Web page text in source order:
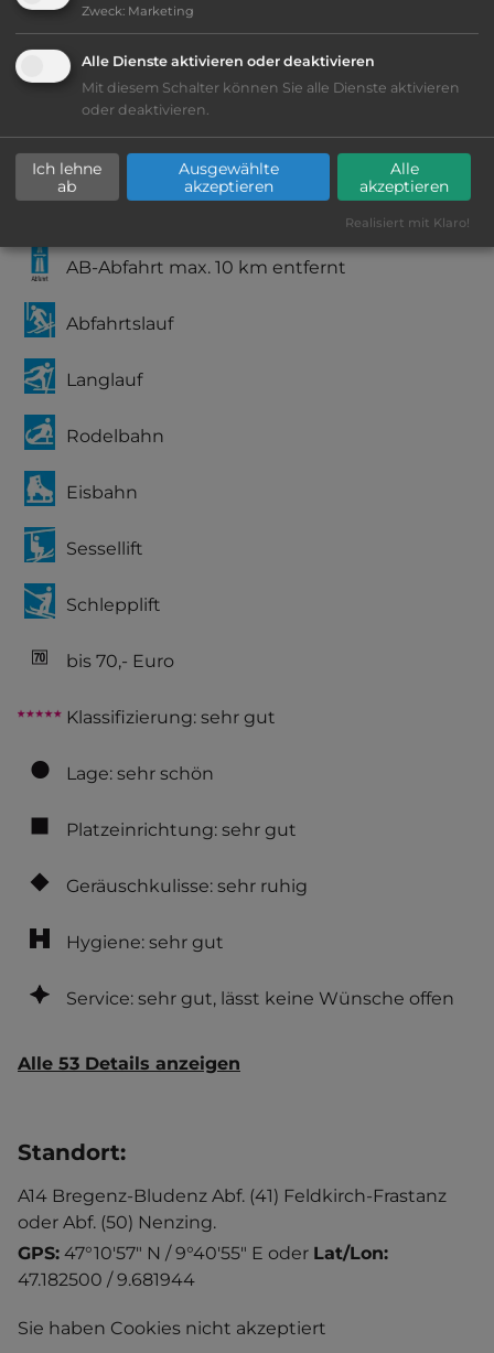
Telefon: 0043 5525 62491 0
Ausstattung:
AB-Abfahrt max. 10 km entfernt
Abfahrtslauf
Langlauf
Rodelbahn
Eisbahn
Sessellift
Schlepplift
bis 70,- Euro
Klassifizierung: sehr gut
Lage: sehr schön
Platzeinrichtung: sehr gut
Geräuschkulisse: sehr ruhig
Hygiene: sehr gut
Service: sehr gut, lässt keine Wünsche offen
Alle 53 Details anzeigen
Standort:
A14 Bregenz-Bludenz Abf. (41) Feldkirch-Frastanz
oder Abf. (50) Nenzing.
GPS: 47°10'57" N / 9°40'55" E oder Lat/Lon:
47.182500 / 9.681944
Sie haben Cookies nicht akzeptiert
Zweck: Marketing
Alle Dienste aktivieren oder deaktivieren
Mit diesem Schalter können Sie alle Dienste aktivieren
oder deaktivieren.
Ich lehne
ab
Ausgewählte
akzeptieren
Alle
akzeptieren
Realisiert mit Klaro!